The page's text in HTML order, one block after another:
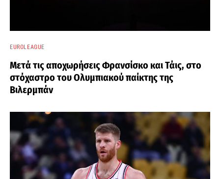
EUROLEAGUE
Μετά τις αποχωρήσεις Φρανσίσκο και Τάις, στο
στόχαστρο του Ολυμπιακού παίκτης της
Βιλερμπάν